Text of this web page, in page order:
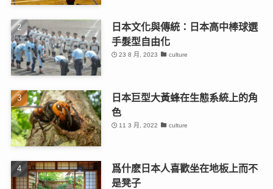
日本文化與傳統：日本高中棒球選
手髮型自由化
23 8 月, 2023 culture
日本巨型大黃蜂在生態系統上的角
色
11 3 月, 2022 culture
爲什麽日本人喜歡坐在地板上而不
是凳子